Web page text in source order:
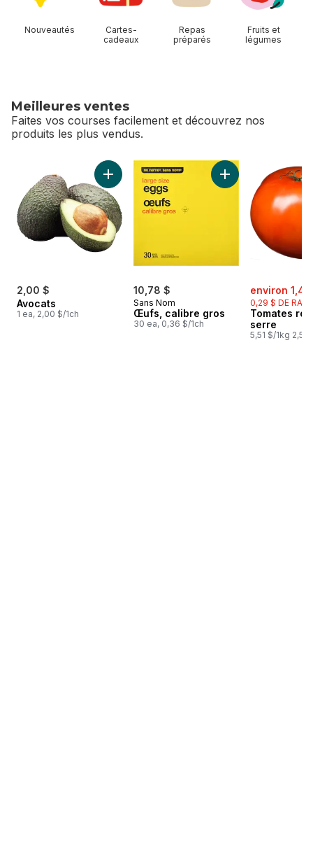
Nouveautés
Cartes-
cadeaux
Repas
préparés
Fruits et
légumes
Meilleures ventes
Faites vos courses facilement et découvrez nos
produits les plus vendus.
sauter Meilleures ventes
2,00 $
Avocats
1 ea, 2,00 $/1ch
Ajouter Avocats au panier
10,78 $
Sans Nom
Œufs, calibre gros
30 ea, 0,36 $/1ch
Ajouter Œufs,
sale:
environ
0,29 $ DE
Tomates
serre
5,51 $/1kg 2,50